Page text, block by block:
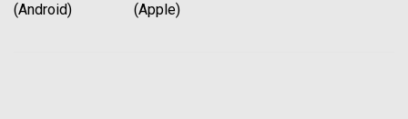
(Android) (Apple)